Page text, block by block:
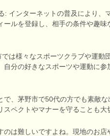
: インターネットの普及により、
ルを登録し、相手の条件や趣
は様々なスポーツクラブや運動
分の好きなスポーツや運動に
で、茅野市で50代の方でも素敵
ペクトやマナーを守ることも大
は難しいですよね。現地のお